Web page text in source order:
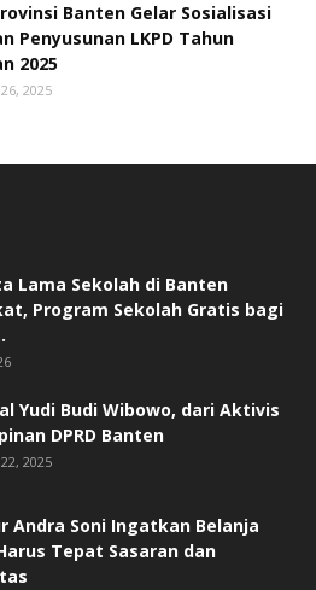
Banten Gelar Sosialisasi
Penyusunan LKPD Tahun
2025
2025
Lama Sekolah di Banten
‎Program Sekolah Gratis bagi
Yudi Budi Wibowo, dari Aktivis
DPRD Banten
2025
Andra Soni Ingatkan Belanja
Tepat Sasaran dan